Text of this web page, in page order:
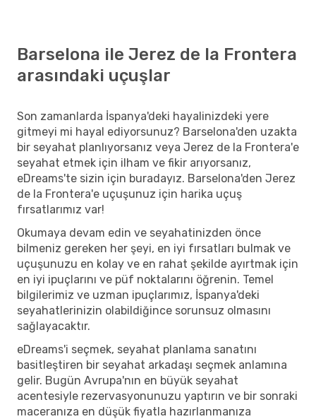
Barselona ile Jerez de la Frontera
arasındaki uçuşlar
Son zamanlarda İspanya'deki hayalinizdeki yere
gitmeyi mi hayal ediyorsunuz? Barselona'den uzakta
bir seyahat planlıyorsanız veya Jerez de la Frontera'e
seyahat etmek için ilham ve fikir arıyorsanız,
eDreams'te sizin için buradayız. Barselona'den Jerez
de la Frontera'e uçuşunuz için harika uçuş
fırsatlarımız var!
Okumaya devam edin ve seyahatinizden önce
bilmeniz gereken her şeyi, en iyi fırsatları bulmak ve
uçuşunuzu en kolay ve en rahat şekilde ayırtmak için
en iyi ipuçlarını ve püf noktalarını öğrenin. Temel
bilgilerimiz ve uzman ipuçlarımız, İspanya'deki
seyahatlerinizin olabildiğince sorunsuz olmasını
sağlayacaktır.
eDreams'i seçmek, seyahat planlama sanatını
basitleştiren bir seyahat arkadaşı seçmek anlamına
gelir. Bugün Avrupa'nın en büyük seyahat
acentesiyle rezervasyonunuzu yaptırın ve bir sonraki
maceranıza en düşük fiyatla hazırlanmanıza